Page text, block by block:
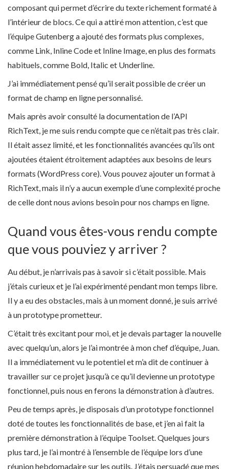
composant qui permet d’écrire du texte richement formaté à
l’intérieur de blocs. Ce qui a attiré mon attention, c’est que
l’équipe Gutenberg a ajouté des formats plus complexes,
comme Link, Inline Code et Inline Image, en plus des formats
habituels, comme Bold, Italic et Underline.
J’ai immédiatement pensé qu’il serait possible de créer un
format de champ en ligne personnalisé.
Mais après avoir consulté la documentation de l’API
RichText, je me suis rendu compte que ce n’était pas très clair.
Il était assez limité, et les fonctionnalités avancées qu’ils ont
ajoutées étaient étroitement adaptées aux besoins de leurs
formats (WordPress core). Vous pouvez ajouter un format à
RichText, mais il n’y a aucun exemple d’une complexité proche
de celle dont nous avions besoin pour nos champs en ligne.
Quand vous êtes-vous rendu compte
que vous pouviez y arriver ?
Au début, je n’arrivais pas à savoir si c’était possible. Mais
j’étais curieux et je l’ai expérimenté pendant mon temps libre.
Il y a eu des obstacles, mais à un moment donné, je suis arrivé
à un prototype prometteur.
C’était très excitant pour moi, et je devais partager la nouvelle
avec quelqu’un, alors je l’ai montrée à mon chef d’équipe, Juan.
Il a immédiatement vu le potentiel et m’a dit de continuer à
travailler sur ce projet jusqu’à ce qu’il devienne un prototype
fonctionnel, puis nous en ferons la démonstration à d’autres.
Peu de temps après, je disposais d’un prototype fonctionnel
doté de toutes les fonctionnalités de base, et j’en ai fait la
première démonstration à l’équipe Toolset. Quelques jours
plus tard, je l’ai montré à l’ensemble de l’équipe lors d’une
réunion hebdomadaire sur les outils. J’étais persuadé que mes